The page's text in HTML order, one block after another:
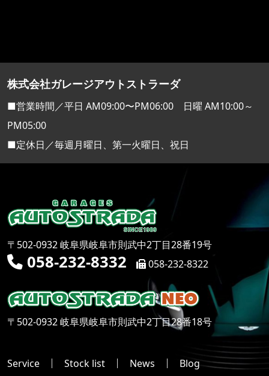
株式会社ガレージアウトストラーダ
■営業時間／平日 AM09:00〜PM06:00 日曜 AM10:00～
PM05:00
■定休日／毎週月曜日、第一火曜日、祝日
〒502-0932 岐阜県岐阜市則武中2丁目28番19号
058-232-8332 058-232-8322
〒502-0932 岐阜県岐阜市則武中2丁目28番18号
Service Stock list News
Blog